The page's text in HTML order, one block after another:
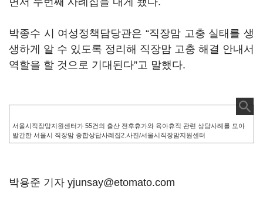
박종수 시 여성정책담당관은 “직장맘 고충 실태를 생
생하게 알 수 있도록 정리해 직장맘 고충 해결 안내서
역할을 할 것으로 기대된다”고 말했다.
서울시직장맘지원센터가 55건의 출산 전후휴가와 육아휴직 관련 상담사례를 모아
발간한 서울시 직장맘 종합상답사례집2.사진/서울시직장맘지원센터
박용준 기자 yjunsay@etomato.com